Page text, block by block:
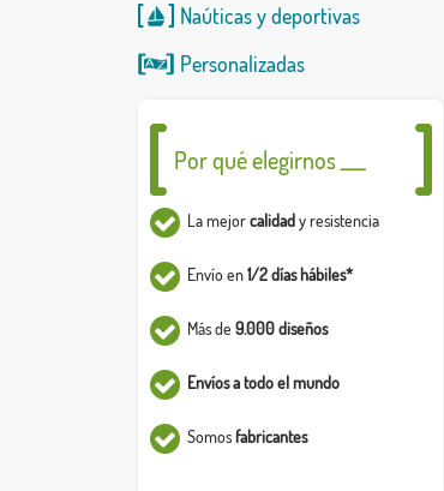
Naúticasydeportivas
Personalizadas
Por qué elegirnos ___
La mejorcalidady resistencia
Envío en1/2 días hábiles*
Más de 9.000 diseños
Envíos a todo el mundo
Somosfabricantes